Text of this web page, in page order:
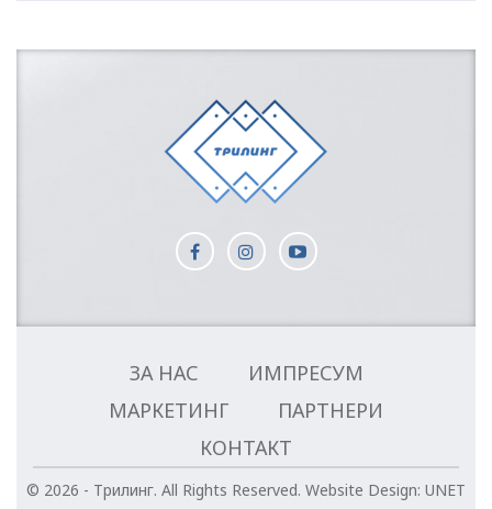
ЗА НАС
ИМПРЕСУМ
МАРКЕТИНГ
ПАРТНЕРИ
КОНТАКТ
© 2026 - Трилинг. All Rights Reserved. Website Design: UNET